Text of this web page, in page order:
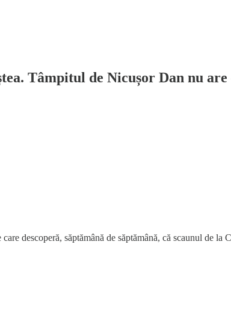
Tâmpitul de Nicușor Dan nu
descoperă, săptămână de săptămână, că scaunul de la